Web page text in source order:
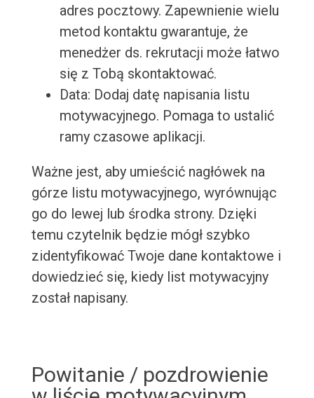
adres pocztowy. Zapewnienie wielu
metod kontaktu gwarantuje, że
menedżer ds. rekrutacji może łatwo
się z Tobą skontaktować.
Data: Dodaj datę napisania listu
motywacyjnego. Pomaga to ustalić
ramy czasowe aplikacji.
Ważne jest, aby umieścić nagłówek na
górze listu motywacyjnego, wyrównując
go do lewej lub środka strony. Dzięki
temu czytelnik będzie mógł szybko
zidentyfikować Twoje dane kontaktowe i
dowiedzieć się, kiedy list motywacyjny
został napisany.
Powitanie / pozdrowienie